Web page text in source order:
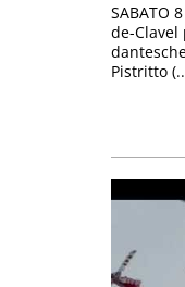
SABATO
de-Clavel
Pistritto